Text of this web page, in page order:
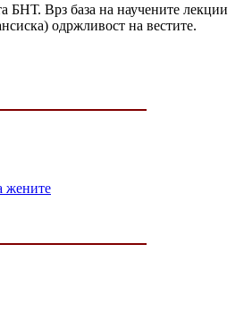
БНТ. Врз база на научените лекции
одржливост на вестите.
жените